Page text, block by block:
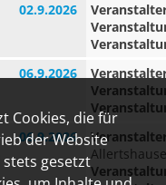
Cookies, die für
der Website
gesetzt
02.9.2026
06.9.2026
06.9.2026